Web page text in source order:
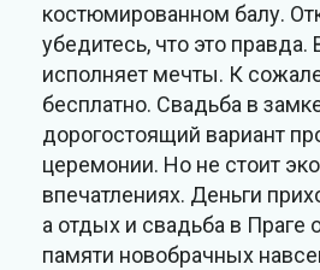
костюмированном балу.
убедитесь, что это
исполняет мечты. К
бесплатно. Свадьба в
дорогостоящий вариант
церемонии. Но не стоит
впечатлениях. Деньги
а отдых и свадьба в Праге
памяти новобрачных